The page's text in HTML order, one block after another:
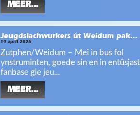
MEER...
Jeugdslachwurkers út Weidum pak...
19 april 2026
Zutphen/Weidum – Mei in bus fol
ynstruminten, goede sin en in
fanbase gie jeu...
MEER...